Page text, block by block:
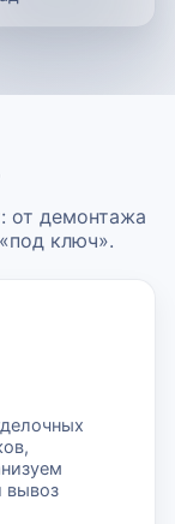
от демонтажа
ключ».
вывоз